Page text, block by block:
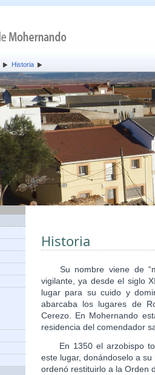
Historia
Historia
Su nombre viene de
vigilante, ya desde el siglo
lugar para su cuido y
abarcaba los lugares de
Cerezo. En Mohernando
residencia del comendador
En 1350 el arzobispo
este lugar, donándoselo a
ordenó restituirlo a la Orden